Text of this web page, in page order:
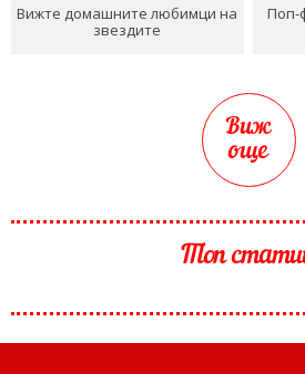
Вижте домашните любимци на
звездите
Поп-
Виж
още
Топ